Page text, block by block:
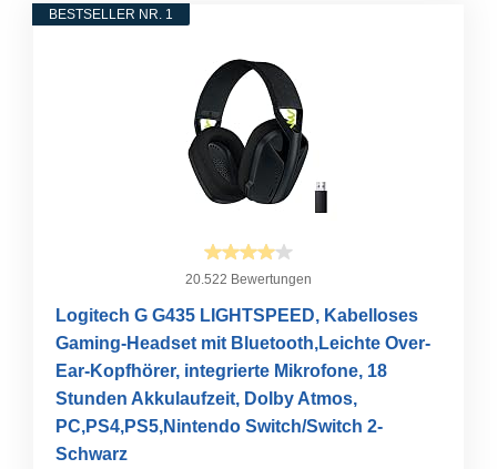
BESTSELLER NR. 1
20.522 Bewertungen
Logitech G G435 LIGHTSPEED, Kabelloses
Gaming-Headset mit Bluetooth,Leichte Over-
Ear-Kopfhörer, integrierte Mikrofone, 18
Stunden Akkulaufzeit, Dolby Atmos,
PC,PS4,PS5,Nintendo Switch/Switch 2-
Schwarz